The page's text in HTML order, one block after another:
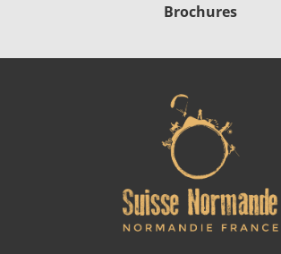
Brochures